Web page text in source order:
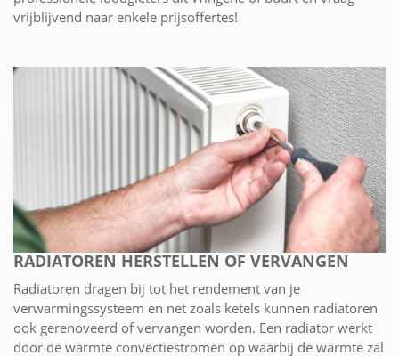
vrijblijvend naar enkele prijsoffertes!
RADIATOREN HERSTELLEN OF VERVANGEN
Radiatoren dragen bij tot het rendement van je
verwarmingssysteem en net zoals ketels kunnen radiatoren
ook gerenoveerd of vervangen worden. Een radiator werkt
door de warmte convectiestromen op waarbij de warmte zal